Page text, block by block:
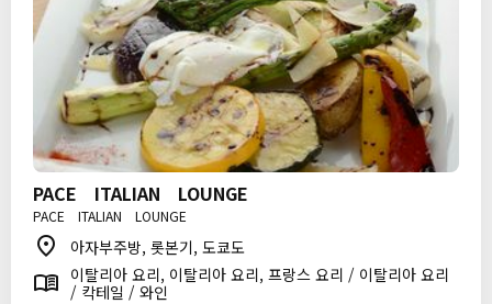
PACE ITALIAN LOUNGE
PACE ITALIAN LOUNGE
아자부주방, 롯본기, 도쿄도
이탈리아 요리, 이탈리아 요리, 프랑스 요리 / 이탈리아 요리
/ 칵테일 / 와인